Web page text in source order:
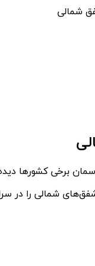
شمالی
برخی کشورها دیده
در ۲۰ سال گذشته